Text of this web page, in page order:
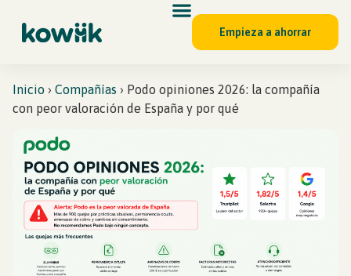
Empieza a ahorrar
Inicio › Compañías › Podo opiniones 2026: la compañía
con peor valoración de España y por qué